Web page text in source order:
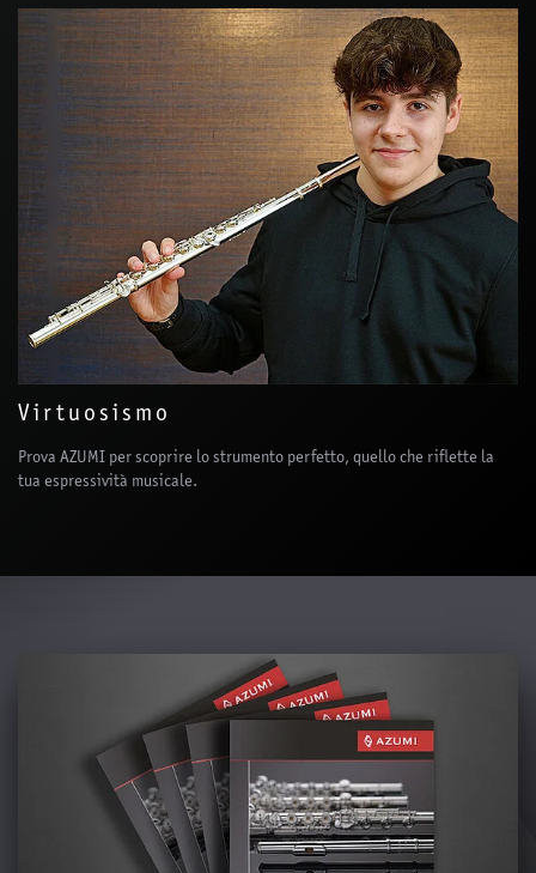
Virtuosismo
Prova AZUMI per scoprire lo strumento perfetto, quello che riflette la
tua espressività musicale.